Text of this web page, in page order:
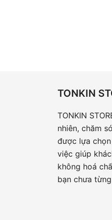
TONKIN
TONKIN
nhiên, chăm
được lựa
việc giúp
không hoá
bạn chưa